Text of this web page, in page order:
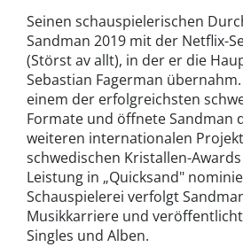
Seinen schauspielerischen
Sandman 2019 mit der Netflix-
(Störst av allt), in der er die
Sebastian Fagerman
einem der erfolgreichsten
Formate und öffnete Sandman
weiteren internationalen
schwedischen Kristallen-
Leistung in „Quicksand"
Schauspielerei verfolgt
Musikkarriere und
Singles und Alben.